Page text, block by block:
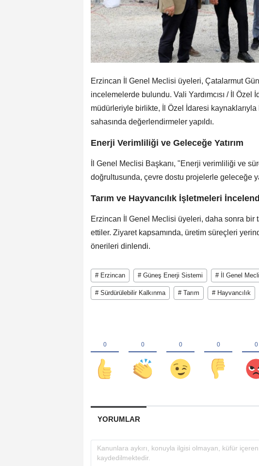
Erzincan İl Genel Meclisi üyeleri, Çatalarmut
incelemelerde bulundu. Vali Yardımcısı / İl Özel
müdürleriyle birlikte, İl Özel İdaresi
sahasında değerlendirmeler yapıldı.
Enerji Verimliliği ve Geleceğe Yatırım
İl Genel Meclisi Başkanı, "Enerji verimliliği ve
doğrultusunda, çevre dostu projelerle geleceğe
Tarım ve Hayvancılık İşletmeleri
Erzincan İl Genel Meclisi üyeleri, daha sonra bir
ettiler. Ziyaret kapsamında, üretim süreçleri
önerileri dinlendi.
# Erzincan # Güneş Enerji Sistemi # İl Genel
# Sürdürülebilir Kalkınma # Tarım # Hayvancılık
YORUMLAR